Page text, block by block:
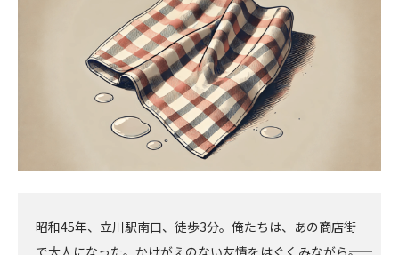
昭和45年、立川駅南口、徒歩3分。俺たちは、あの商店街